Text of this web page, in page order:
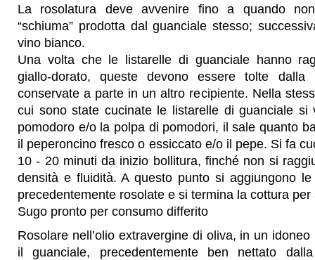
La rosolatura deve avvenire fino a quando
“schiuma” prodotta dal guanciale stesso;
vino bianco.
Una volta che le listarelle di guanciale hanno
giallo-dorato, queste devono essere tolte
conservate a parte in un altro recipiente. Nella
cui sono state cucinate le listarelle di guanciale si
pomodoro e/o la polpa di pomodori, il sale quanto
il peperoncino fresco o essiccato e/o il pepe. Si fa
10 - 20 minuti da inizio bollitura, finché non si
densità e fluidità. A questo punto si aggiungono
precedentemente rosolate e si termina la cottura
Sugo pronto per consumo differito
Rosolare nell’olio extravergine di oliva, in un
il guanciale, precedentemente ben nettato